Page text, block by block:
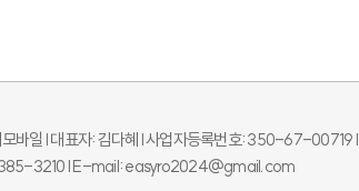
바일 l 대표자: 김다혜 l사업자등록번호: 350-67-00719 l
3210 l E-mail: easyro2024@gmail.com